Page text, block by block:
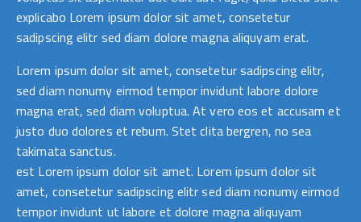
explicabo Lorem ipsum dolor sit amet, consetetur
sadipscing elitr sed diam dolore magna aliquyam erat.
Lorem ipsum dolor sit amet, consetetur sadipscing elitr,
sed diam nonumy eirmod tempor invidunt labore dolore
magna erat, sed diam voluptua. At vero eos et accusam et
justo duo dolores et rebum. Stet clita bergren, no sea
takimata sanctus.
est Lorem ipsum dolor sit amet. Lorem ipsum dolor sit
amet, consetetur sadipscing elitr sed diam nonumy eirmod
tempor invidunt ut labore et dolore magna aliquyam